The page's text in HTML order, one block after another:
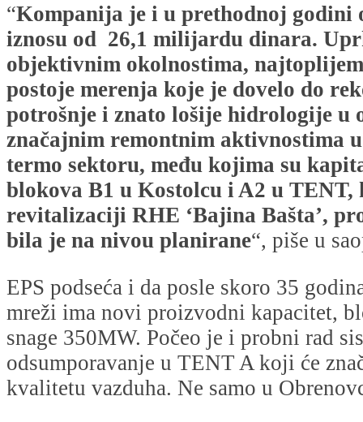
“Kompanija je i u prethodnoj godini
iznosu od 26,1 milijardu dinara.
objektivnim okolnostima,
postoje merenja koje je dovelo do
potrošnje i znato lošije hidrologije u
značajnim remontnim aktivnostima
termo sektoru, među kojima su
blokova B1 u Kostolcu i A2 u TENT,
revitalizaciji RHE ‘Bajina Bašta’,
bila je na nivou planirane“, piše u
EPS podseća i da posle skoro 35
mreži ima novi proizvodni kapacitet,
snage 350MW. Počeo je i probni rad
odsumporavanje u TENT A koji će
kvalitetu vazduha. Ne samo u